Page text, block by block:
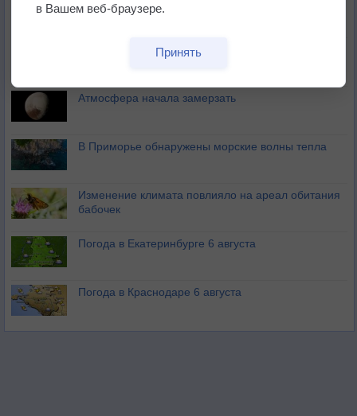
Приложение построит маршрут через тень
Атмосфера начала замерзать
В Приморье обнаружены морские волны тепла
Изменение климата повлияло на ареал обитания
бабочек
Погода в Екатеринбурге 6 августа
Погода в Краснодаре 6 августа
в Вашем веб-браузере.
Принять